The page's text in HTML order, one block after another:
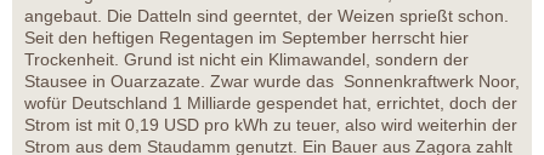
angebaut. Die Datteln sind geerntet, der Weizen sprießt schon.
Seit den heftigen Regentagen im September herrscht hier
Trockenheit. Grund ist nicht ein Klimawandel, sondern der
Stausee in Ouarzazate. Zwar wurde das Sonnenkraftwerk Noor,
wofür Deutschland 1 Milliarde gespendet hat, errichtet, doch der
Strom ist mit 0,19 USD pro kWh zu teuer, also wird weiterhin der
Strom aus dem Staudamm genutzt. Ein Bauer aus Zagora zahlt